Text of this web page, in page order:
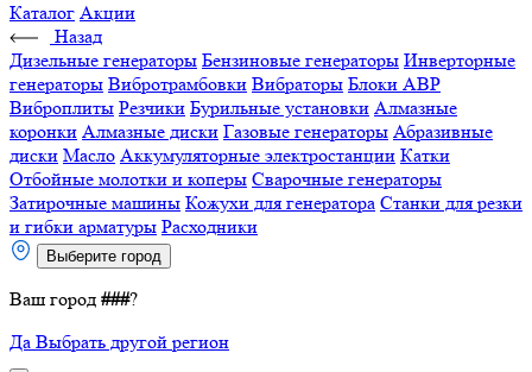
Каталог Акции
Назад
Дизельные генераторы Бензиновые генераторы Инверторные
генераторы Вибротрамбовки Вибраторы Блоки АВР
Виброплиты Резчики Бурильные установки Алмазные
коронки Алмазные диски Газовые генераторы Абразивные
диски Масло Аккумуляторные электростанции Катки
Отбойные молотки и коперы Сварочные генераторы
Затирочные машины Кожухи для генератора Станки для резки
и гибки арматуры Расходники
Выберите город
Ваш город ###?
Да Выбрать другой регион